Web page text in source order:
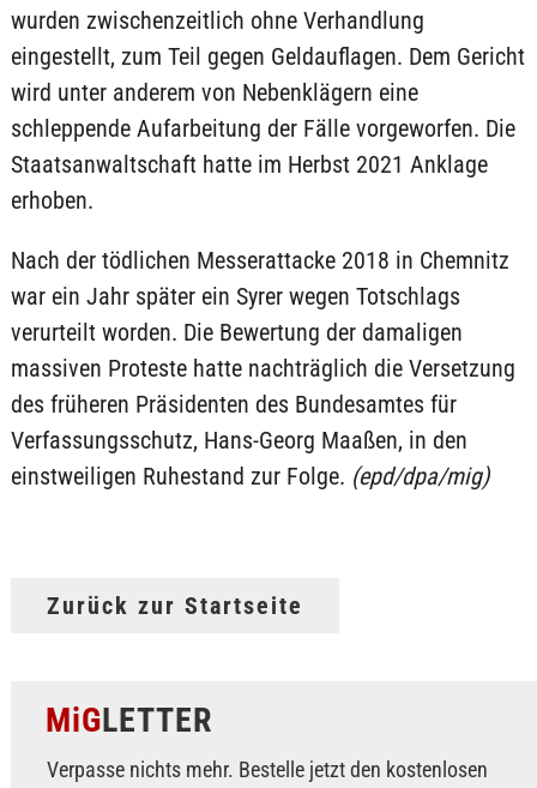
wurden zwischenzeitlich ohne Verhandlung
eingestellt, zum Teil gegen Geldauflagen. Dem Gericht
wird unter anderem von Nebenklägern eine
schleppende Aufarbeitung der Fälle vorgeworfen. Die
Staatsanwaltschaft hatte im Herbst 2021 Anklage
erhoben.
Nach der tödlichen Messerattacke 2018 in Chemnitz
war ein Jahr später ein Syrer wegen Totschlags
verurteilt worden. Die Bewertung der damaligen
massiven Proteste hatte nachträglich die Versetzung
des früheren Präsidenten des Bundesamtes für
Verfassungsschutz, Hans-Georg Maaßen, in den
einstweiligen Ruhestand zur Folge. (epd/dpa/mig)
Zurück zur Startseite
MiGLETTER
Verpasse nichts mehr. Bestelle jetzt den kostenlosen